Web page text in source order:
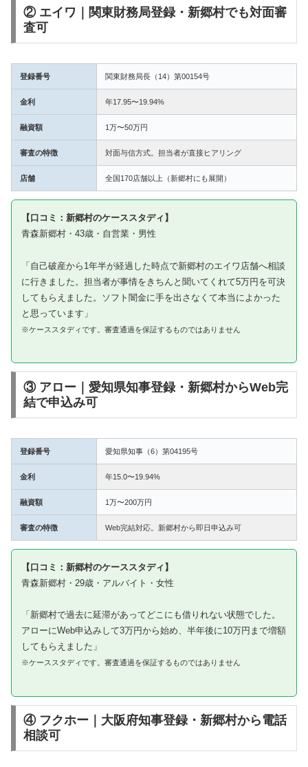
② エイワ｜関東財務局登録・新郷村でも対面審
査可
登録番号 関東財務局長（14）第00154号
金利 年17.95〜19.94%
融資額 1万〜50万円
審査の特徴 対面与信方式。担当者が直接ヒアリング
店舗 全国170店舗以上（新郷村にも展開）
【口コミ：新郷村のケーススタディ】
青森新郷村・43歳・自営業・男性
「自己破産から1年半が経過した時点で新郷村のエイワ店舗へ相談
に行きました。担当者が事情をきちんと聞いてくれて5万円を可決
してもらえました。ソフト闇金に手を出さなくて本当によかった
と思っています」
※ケーススタディです。審査通過を保証するものではありません
③ アロー｜愛知県知事登録・新郷村からWeb完
結で申込み可
登録番号 愛知県知事（6）第04195号
金利 年15.0〜19.94%
融資額 1万〜200万円
審査の特徴 Web完結対応。新郷村から即日申込み可
【口コミ：新郷村のケーススタディ】
青森新郷村・29歳・アルバイト・女性
「新郷村で過去に延滞があってどこにも借りれない状態でした。
アローにWeb申込みして3万円から始め、半年後に10万円まで増額
してもらえました」
※ケーススタディです。審査通過を保証するものではありません
④ フクホー｜大阪府知事登録・新郷村から電話
相談可